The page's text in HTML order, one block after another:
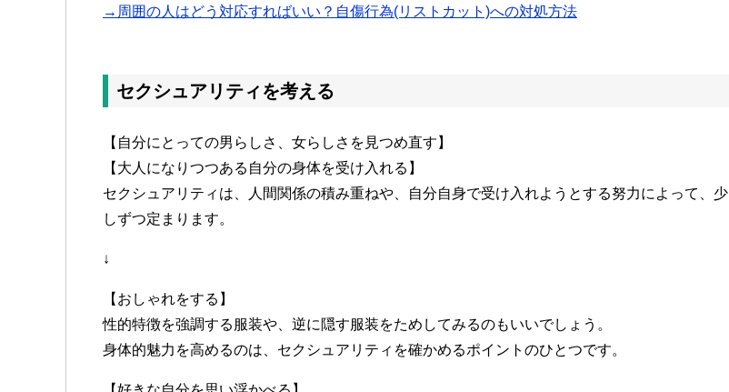
→周囲の人はどう対応すればいい？自傷行為(リストカット)への対処方法
セクシュアリティを考える
【自分にとっての男らしさ、女らしさを見つめ直す】
【大人になりつつある自分の身体を受け入れる】
セクシュアリティは、人間関係の積み重ねや、自分自身で受け入れようとする努力によって、少
しずつ定まります。
↓
【おしゃれをする】
性的特徴を強調する服装や、逆に隠す服装をためしてみるのもいいでしょう。
身体的魅力を高めるのは、セクシュアリティを確かめるポイントのひとつです。